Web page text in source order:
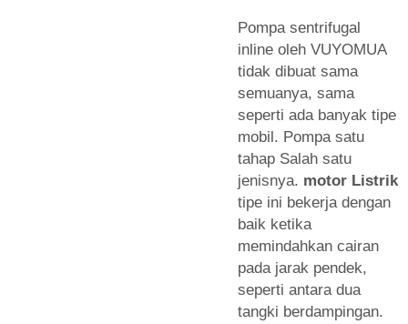
Pompa sentrifugal
inline oleh VUYOMUA
tidak dibuat sama
semuanya, sama
seperti ada banyak tipe
mobil. Pompa satu
tahap Salah satu
jenisnya. motor Listrik
tipe ini bekerja dengan
baik ketika
memindahkan cairan
pada jarak pendek,
seperti antara dua
tangki berdampingan.